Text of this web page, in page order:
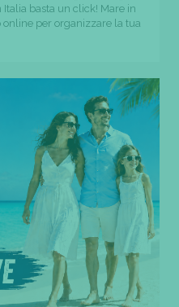
basta un click! Mare in
per organizzare la tua